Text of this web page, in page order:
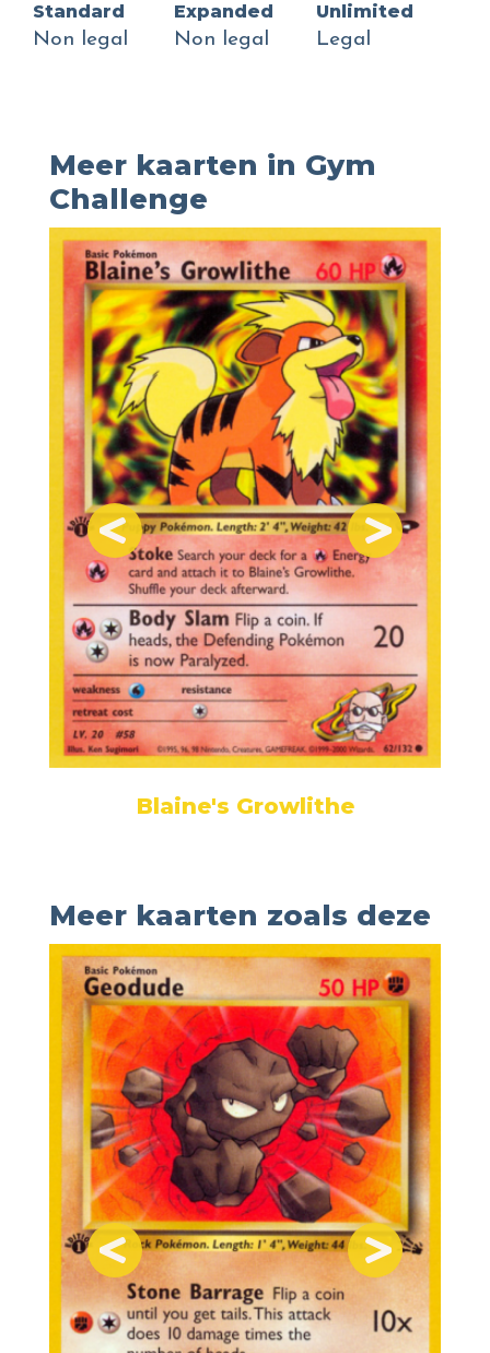
Standard
Non legal
Expanded
Non legal
Unlimited
Legal
Meer kaarten in Gym
Challenge
Blaine's Growlithe
Meer kaarten zoals deze